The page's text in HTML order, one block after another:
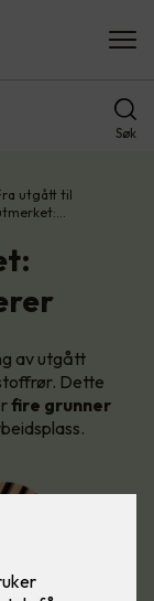
Søk
utgått til
av utgått
Dette
fire grunner